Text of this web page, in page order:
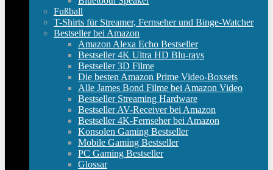
Fußball
T-Shirts für Streamer, Fernseher und Binge-Watcher
Bestseller bei Amazon
Amazon Alexa Echo Bestseller
Bestseller 4K Ultra HD Blu-rays
Bestseller 3D Filme
Die besten Amazon Prime Video-Boxsets
Alle James Bond Filme bei Amazon Video
Bestseller Streaming Hardware
Bestseller AV-Receiver bei Amazon
Bestseller 4K-Fernseher bei Amazon
Konsolen Gaming Bestseller
Mobile Gaming Bestseller
PC Gaming Bestseller
Glossar